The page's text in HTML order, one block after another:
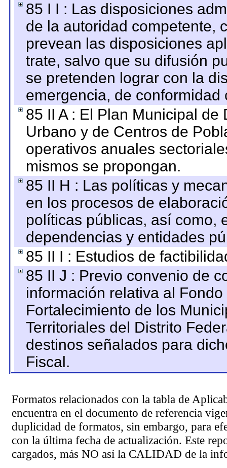
85 I I : Las disposiciones
de la autoridad competente,
prevean las disposiciones
trate, salvo que su difusión
se pretenden lograr con la
emergencia, de
85 II A : El Plan Municipal
Urbano y de Centros de
operativos anuales
mismos se propongan.
85 II H : Las políticas y
en los procesos de
políticas públicas, así como,
dependencias y entidades
85 II I : Estudios de
85 II J : Previo convenio de
información relativa al
Fortalecimiento de los
Territoriales del Distrito
destinos señalados para
Fiscal.
Formatos relacionados con la tabla de
encuentra en el documento de referencia
duplicidad de formatos, sin embargo, para
con la última fecha de actualización. Este
cargados, más NO así la CALIDAD de la